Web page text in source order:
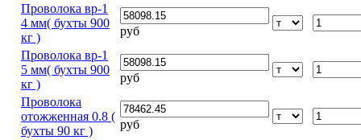
Проволока вр-1
4 мм( бухты 900
кг )
руб
Проволока вр-1
5 мм( бухты 900
кг )
руб
Проволока
отожженная 0.8 (
бухты 90 кг )
руб